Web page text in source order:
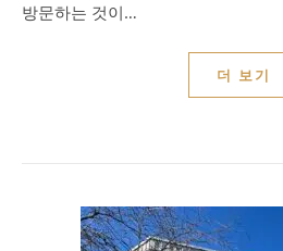
방문하는 것이…
더 보기